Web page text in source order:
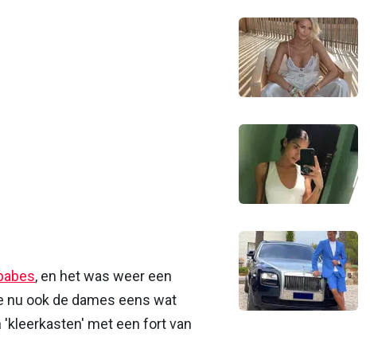
, en het was weer een
nu ook de dames eens wat
'kleerkasten' met een fort van